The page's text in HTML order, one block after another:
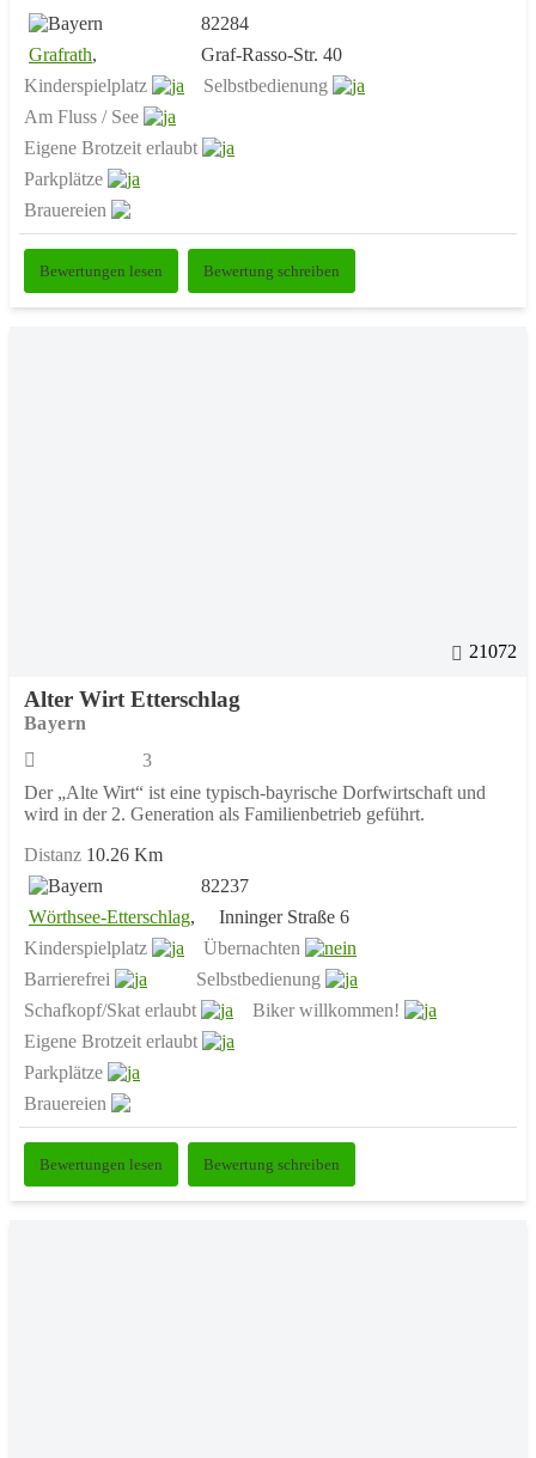
82284
Grafrath,
Graf-Rasso-Str. 40
Kinderspielplatz
Selbstbedienung
Am Fluss / See
Eigene Brotzeit erlaubt
Parkplätze
Brauereien
Bewertungen lesen Bewertung schreiben
21072
Alter Wirt Etterschlag
Bayern
3
Der „Alte Wirt“ ist eine typisch-bayrische Dorfwirtschaft und
wird in der 2. Generation als Familienbetrieb geführt.
Distanz 10.26 Km
82237
Wörthsee-Etterschlag,
Inninger Straße 6
Kinderspielplatz
Übernachten
Barrierefrei
Selbstbedienung
Schafkopf/Skat erlaubt
Biker willkommen!
Eigene Brotzeit erlaubt
Parkplätze
Brauereien
Bewertungen lesen Bewertung schreiben